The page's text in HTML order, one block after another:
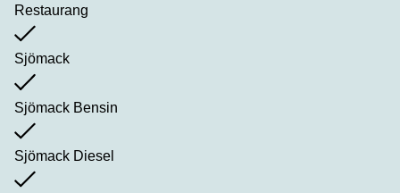
Restaurang
Sjömack
Sjömack Bensin
Sjömack Diesel